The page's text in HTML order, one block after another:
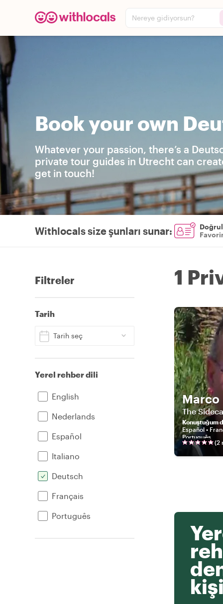
Nereye gidiyorsun?
Book your own
Whatever your passion, there’s a
private tour guides in Utrecht can
get in touch!
Withlocals size şunları sunar:
Filtreler
Tarih
Tarih seç
Yerel rehber dili
English
Nederlands
Español
Italiano
Deutsch
Français
Português
1
Marco
The
Konuştuğum
Español •
Português
(2